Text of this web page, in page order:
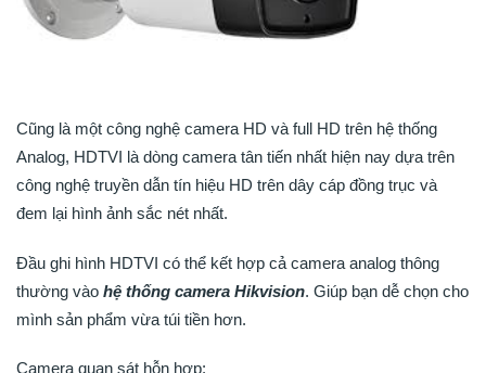
Cũng là một công nghệ camera HD và full HD trên hệ thống
Analog, HDTVI là dòng camera tân tiến nhất hiện nay dựa trên
công nghệ truyền dẫn tín hiệu HD trên dây cáp đồng trục và
đem lại hình ảnh sắc nét nhất.
Đầu ghi hình HDTVI có thể kết hợp cả camera analog thông
thường vào hệ thống camera Hikvision. Giúp bạn dễ chọn cho
mình sản phẩm vừa túi tiền hơn.
Camera quan sát hỗn hợp: